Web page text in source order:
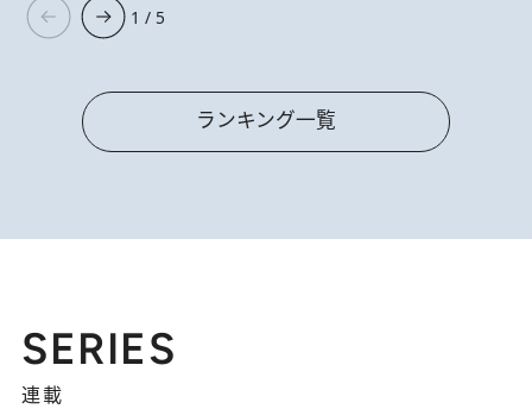
1 / 5
ランキング一覧
SERIES
連載